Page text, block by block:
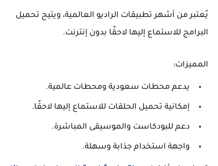
يُعتبر من أشهر تطبيقات الراديو العالمية، ويتيح تحميل
البرامج للاستماع إليها لاحقًا بدون إنترنت.
المميزات:
يدعم محطات سعودية ومحطات عالمية.
إمكانية تحميل الحلقات للاستماع إليها لاحقًا.
دعم للبودكاست والموسيقى المباشرة.
واجهة استخدام جذابة وسهلة.